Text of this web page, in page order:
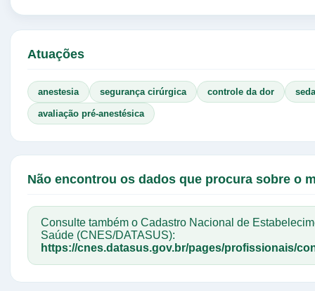
Atuações
anestesia segurança cirúrgica controle da dor
avaliação pré-anestésica
Não encontrou os dados que procura sobre o
Consulte também o Cadastro Nacional de
Saúde (CNES/DATASUS):
https://cnes.datasus.gov.br/pages/profissionais/